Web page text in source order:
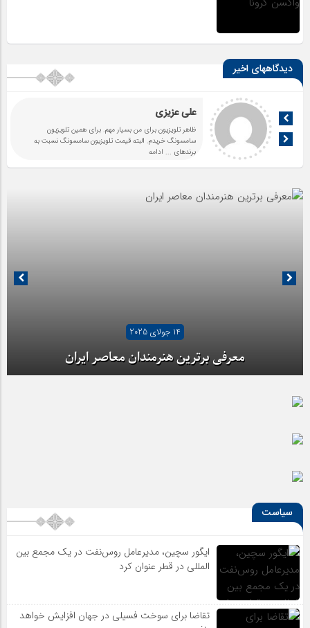
دیدگاههای اخیر
علی عزیزی
ظاهر تلویزیون برای من بسیار مهم. برای همین تلویزیون
سامسونگ خریدم. البته قیمت تلویزیون سامسونگ نسبت به
برندهای ... ادامه
14 جولای 2025
معرفی برترین هنرمندان معاصر ایران
سیاست
ایگور سچین، مدیرعامل روس‌نفت در یک مجمع بین
المللی در قطر عنوان کرد
تقاضا برای سوخت فسیلی در جهان افزایش خواهد